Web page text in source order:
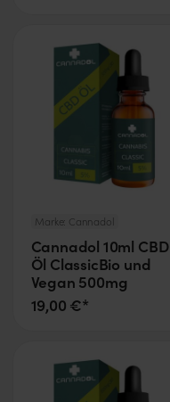
Marke: Cannadol
Cannadol 10ml CBD
Öl ClassicBio und
Vegan 500mg
19,00 €*